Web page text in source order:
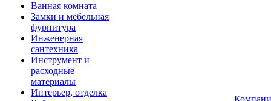
Ванная комната
Замки и мебельная
фурнитура
Инженерная
сантехника
Инструмент и
расходные
материалы
Интерьер, отделка